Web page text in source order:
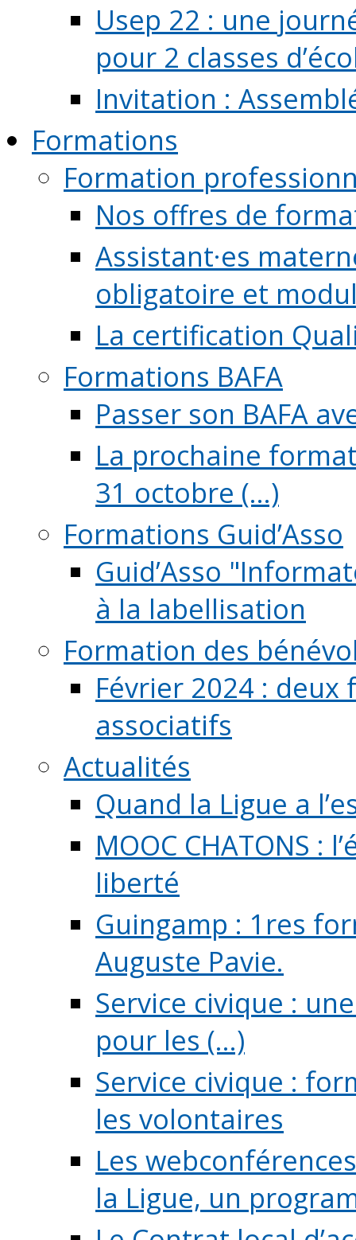
Usep 22 : une
pour 2 classes
Invitation :
Formations
Formation
Nos offres de
Assistant·es
obligatoire et
La certification
Formations BAFA
Passer son BAFA
La prochaine
31 octobre (...)
Formations Guid’Asso
Guid’Asso
à la labellisation
Formation des
Février 2024 :
associatifs
Actualités
Quand la Ligue a
MOOC CHATONS
liberté
Guingamp : 1res
Auguste Pavie.
Service civique :
pour les (...)
Service civique :
les volontaires
Les
la Ligue, un